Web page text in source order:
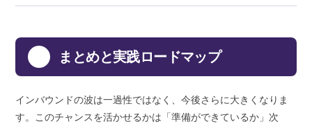
まとめと実践ロードマップ
インバウンドの波は一過性ではなく、今後さらに大きくなりま
す。このチャンスを活かせるかは「準備ができているか」次